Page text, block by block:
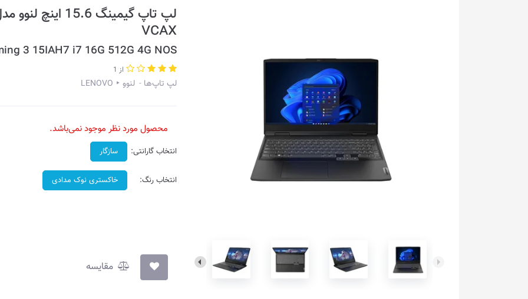
VCAX
3 15IAH7 i7 16G 512G 4G NOS
از 1
لپ تاپ‌ها لنوو ‣ LENOVO
محصول مورد نظر موجود نمی‌باشد.
انتخاب گارانتی: سازگار
انتخاب رنگ: خاکستری نوک مدادی
مقایسه